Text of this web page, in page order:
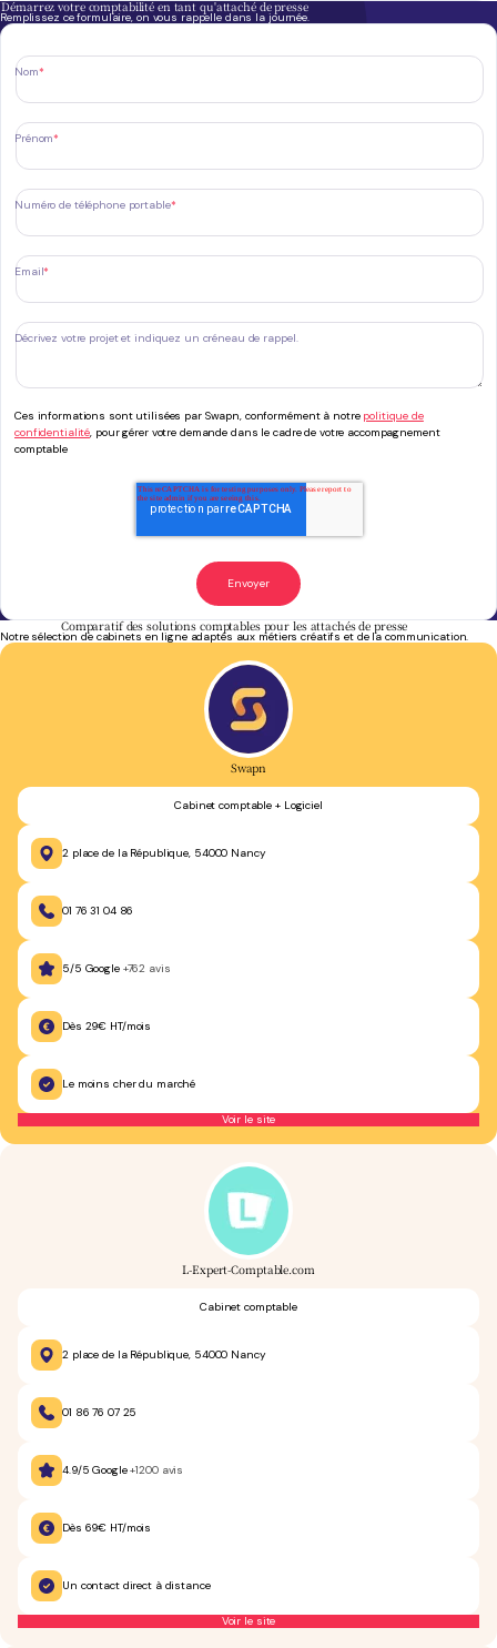
Démarrez votre comptabilité en tant qu'attaché de presse
Remplissez ce formulaire, on vous rappelle dans la journée.
Nom*
Prénom*
Numéro de téléphone portable*
Email*
Décrivez votre projet et indiquez un créneau de rappel.
Ces informations sont utilisées par Swapn, conformément à notre politique de
confidentialité, pour gérer votre demande dans le cadre de votre accompagnement
comptable
Comparatif des solutions comptables pour les attachés de presse
Notre sélection de cabinets en ligne adaptés aux métiers créatifs et de la communication.
Swapn
Cabinet comptable + Logiciel
2 place de la République, 54000 Nancy
01 76 31 04 86
5/5 Google +762 avis
Dès 29€ HT/mois
Le moins cher du marché
Voir le site
L-Expert-Comptable.com
Cabinet comptable
2 place de la République, 54000 Nancy
01 86 76 07 25
4.9/5 Google+1200 avis
Dès 69€ HT/mois
Un contact direct à distance
Voir le site